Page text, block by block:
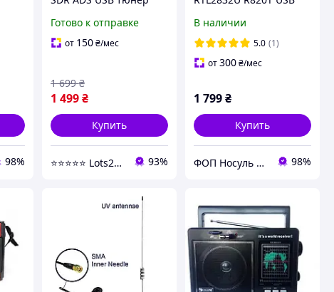
98%
частот RTL2832U с
усилителем RF и
Готово к отправке
от 150 ₴/мес
1 499 ₴
1 699 ₴
Купить
⭐️⭐️⭐️⭐️⭐️ Lots24.com.ua 93%
SDRSharp OpenWebRX
HDSDR SDR-Radio
Linrad GQRX SD
В наличии
5.0 (1)
от300₴/мес
1 799₴
Купить
ФОП Носуль С. А. работает nosul.com.ua 98%